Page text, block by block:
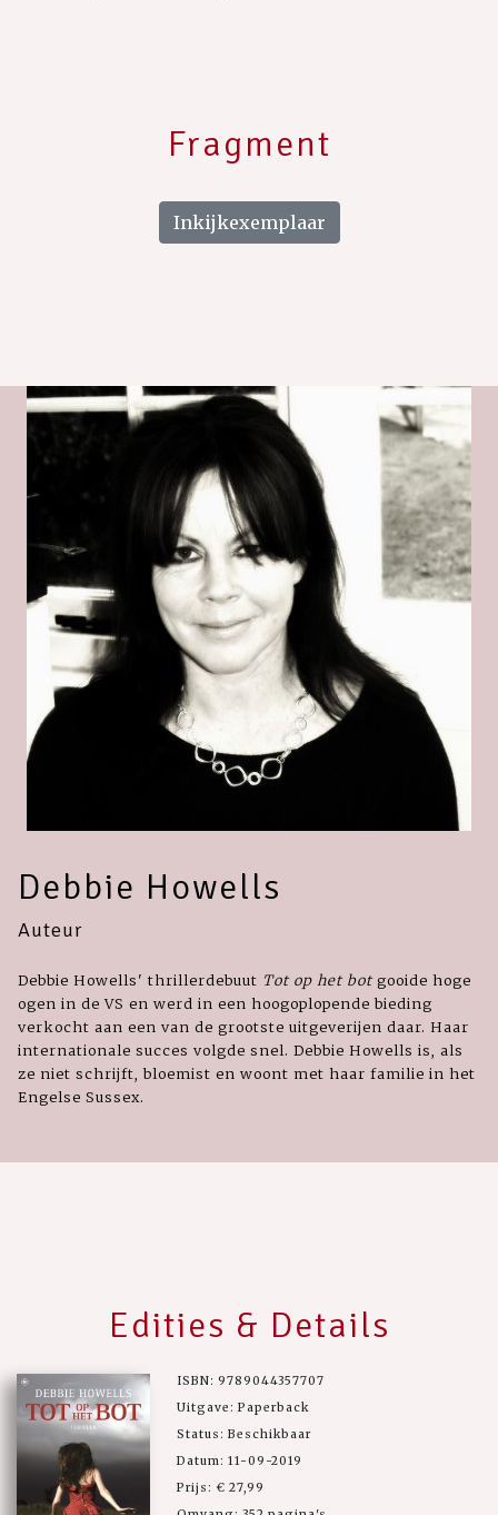
Fragment
Inkijkexemplaar
Debbie Howells
Auteur
Debbie Howells' thrillerdebuut Tot op het botgooide hoge
ogen in de VS en werd in een hoogoplopende bieding
verkocht aan een van de grootste uitgeverijen daar. Haar
internationale succes volgde snel. Debbie Howells is, als
ze niet schrijft, bloemist en woont met haar familie in het
Engelse Sussex.
Edities & Details
ISBN: 9789044357707
Uitgave: Paperback
Status: Beschikbaar
Datum: 11-09-2019
Prijs: € 27,99